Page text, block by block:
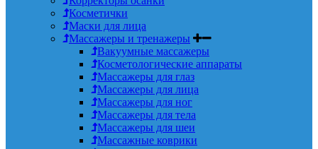
Косметички
Маски для лица
Массажеры и тренажеры
Вакуумные массажеры
Косметологические аппараты
Массажеры для глаз
Массажеры для лица
Массажеры для ног
Массажеры для тела
Массажеры для шеи
Массажные коврики